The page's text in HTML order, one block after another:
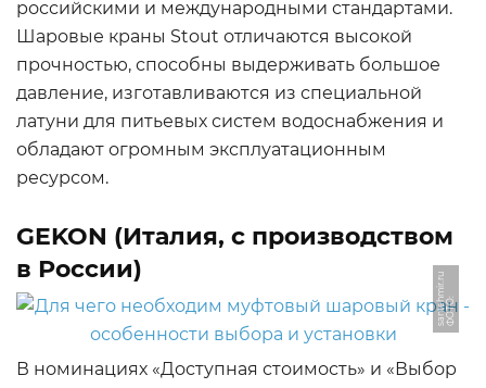
российскими и международными стандартами.
Шаровые краны Stout отличаются высокой
прочностью, способны выдерживать большое
давление, изготавливаются из специальной
латуни для питьевых систем водоснабжения и
обладают огромным эксплуатационным
ресурсом.
GEKON (Италия, с производством
в России)
Ф
О
Т
О:
s
a
n
t
e
h
mi
r.
r
u
В номинациях «Доступная стоимость» и «Выбор